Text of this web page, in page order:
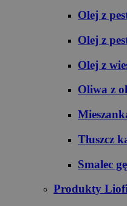
Olej z
Olej z
Olej z
Oliwa z
Tłuszcz
Smalec
Produkty